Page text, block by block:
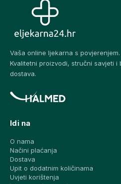
Vaša online ljekarna s povjerenjem.
Kvalitetni proizvodi, stručni savjeti i
dostava.
Idi na
O nama
Načini plaćanja
Dostava
Upit o dodatnim količinama
Uvjeti korištenja